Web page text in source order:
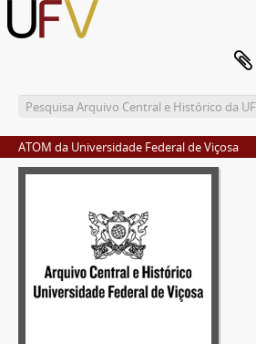
ATOM da Universidade Federal de Viçosa